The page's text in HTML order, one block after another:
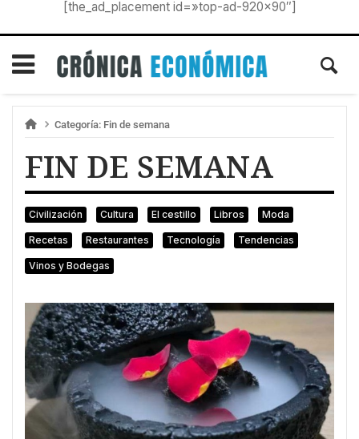
[the_ad_placement id=»top-ad-920×90″]
Categoría: Fin de semana
FIN DE SEMANA
Civilización Cultura El cestillo Libros Moda
Recetas Restaurantes Tecnología Tendencias
Vinos y Bodegas